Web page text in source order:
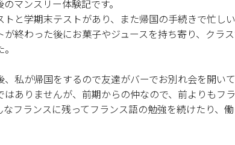
マンスリー体験記です。
と学期末テストがあり、また帰国の手続きで忙しい
終わった後にお菓子やジュースを持ち寄り、クラ
私が帰国をするので友達がバーでお別れ会を開い
はありませんが、前期からの仲なので、前よりもフ
なフランスに残ってフランス語の勉強を続けたり、